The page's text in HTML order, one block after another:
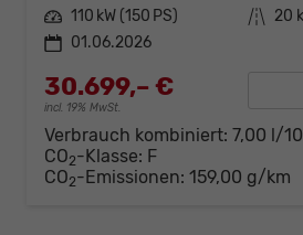
Leistung 110 kW (150 PS) Kilometerstand 20
01.06.2026
30.699,– €
incl. 19% MwSt.
Verbrauch kombiniert: 7,00 l/
CO2-Klasse: F
CO2-Emissionen: 159,00 g/km